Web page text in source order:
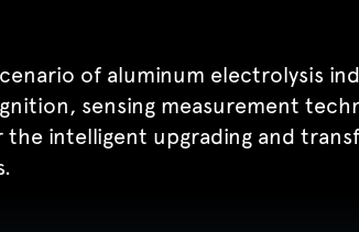
of aluminum electrolysis
sensing measurement
intelligent upgrading and